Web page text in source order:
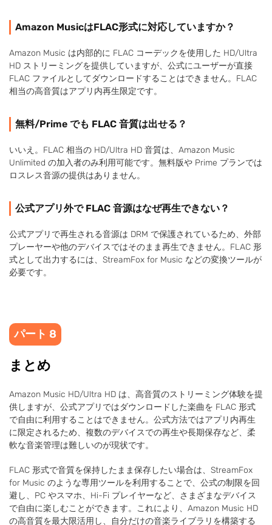
Amazon MusicはFLAC形式に対応していますか？
Amazon Music は内部的に FLAC コーデックを使用した HD/Ultra
HD ストリーミングを提供していますが、公式にユーザーが直接
FLAC ファイルとしてダウンロードすることはできません。FLAC
相当の高音質はアプリ内再生限定です。
無料/Prime でも FLAC 音質は出せる？
いいえ。FLAC 相当の HD/Ultra HD 音質は、Amazon Music
Unlimited の加入者のみ利用可能です。無料版や Prime プランでは
ロスレス音源の提供はありません。
公式アプリ外で FLAC 音源はなぜ再生できない？
公式アプリで再生される音源は DRM で保護されているため、外部
プレーヤーや他のデバイスではそのまま再生できません。FLAC 形
式として出力するには、StreamFox for Music などの変換ツールが
必要です。
パート 8
まとめ
Amazon Music HD/Ultra HD は、高音質のストリーミング体験を提
供しますが、公式アプリではダウンロードした楽曲を FLAC 形式
で自由に利用することはできません。公式方法ではアプリ内再生
に限定されるため、複数のデバイスでの再生や長期保存など、柔
軟な音楽管理は難しいのが現状です。
FLAC 形式で音質を保持したまま保存したい場合は、StreamFox
for Music のような専用ツールを利用することで、公式の制限を回
避し、PC やスマホ、Hi-Fi プレイヤーなど、さまざまなデバイス
で自由に楽しむことができます。これにより、Amazon Music HD
の高音質を最大限活用し、自分だけの音楽ライブラリを構築する